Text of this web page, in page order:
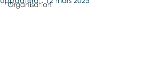
Organisation